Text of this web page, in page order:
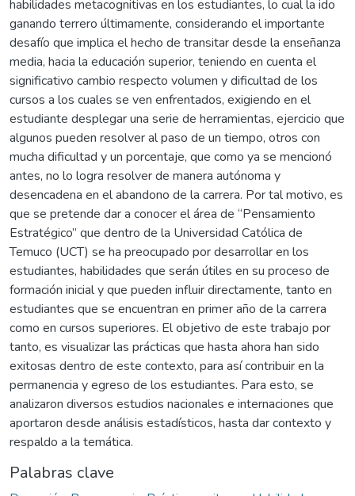
habilidades metacognitivas en los estudiantes, lo cual la ido
ganando terrero últimamente, considerando el importante
desafío que implica el hecho de transitar desde la enseñanza
media, hacia la educación superior, teniendo en cuenta el
significativo cambio respecto volumen y dificultad de los
cursos a los cuales se ven enfrentados, exigiendo en el
estudiante desplegar una serie de herramientas, ejercicio que
algunos pueden resolver al paso de un tiempo, otros con
mucha dificultad y un porcentaje, que como ya se mencionó
antes, no lo logra resolver de manera autónoma y
desencadena en el abandono de la carrera. Por tal motivo, es
que se pretende dar a conocer el área de “Pensamiento
Estratégico” que dentro de la Universidad Católica de
Temuco (UCT) se ha preocupado por desarrollar en los
estudiantes, habilidades que serán útiles en su proceso de
formación inicial y que pueden influir directamente, tanto en
estudiantes que se encuentran en primer año de la carrera
como en cursos superiores. El objetivo de este trabajo por
tanto, es visualizar las prácticas que hasta ahora han sido
exitosas dentro de este contexto, para así contribuir en la
permanencia y egreso de los estudiantes. Para esto, se
analizaron diversos estudios nacionales e internaciones que
aportaron desde análisis estadísticos, hasta dar contexto y
respaldo a la temática.
Palabras clave